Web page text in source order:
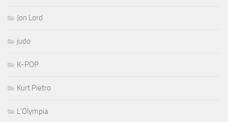
Jon Lord
judo
K-POP
Kurt Pietro
L'Olympia